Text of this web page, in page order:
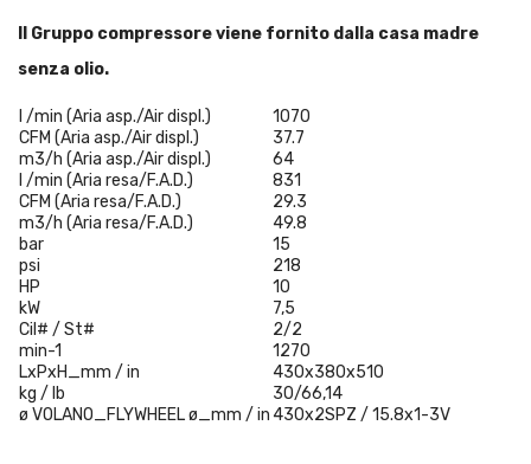
Il Gruppo compressore viene fornito dalla casa madre
senza olio.
l /min (Aria asp./Air displ.)
1070
CFM (Aria asp./Air displ.)
37.7
m3/h (Aria asp./Air displ.)
64
l /min (Aria resa/F.A.D.)
831
CFM (Aria resa/F.A.D.)
29.3
m3/h (Aria resa/F.A.D.)
49.8
bar
15
psi
218
HP
10
kW
7,5
Cil# / St#
2/2
min-1
1270
LxPxH_mm / in
430x380x510
kg / lb
30/66,14
ø VOLANO_FLYWHEEL ø_mm / in 430x2SPZ / 15.8x1-3V